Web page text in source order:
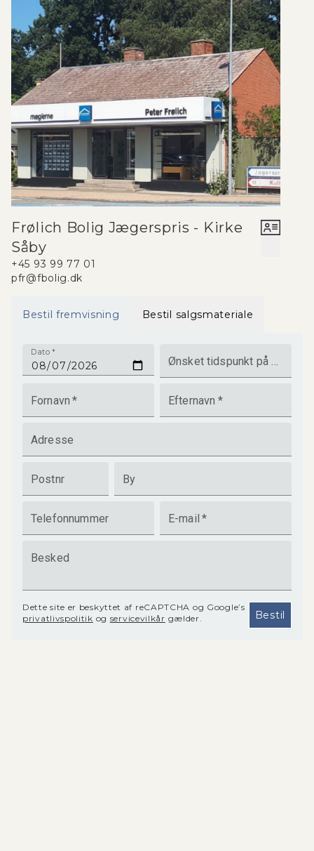
Frølich Bolig Jægerspris - Kirke
Såby
+45 93 99 77 01
pfr@fbolig.dk
Bestil fremvisning Bestil salgsmateriale
Dato *
Ønsket tidspunkt på dagen
Fornavn * Efternavn *
Adresse
Postnr By
Telefonnummer E-mail *
Besked
Dette site er beskyttet af reCAPTCHA og Google’s
privatlivspolitik og servicevilkår gælder. Bestil